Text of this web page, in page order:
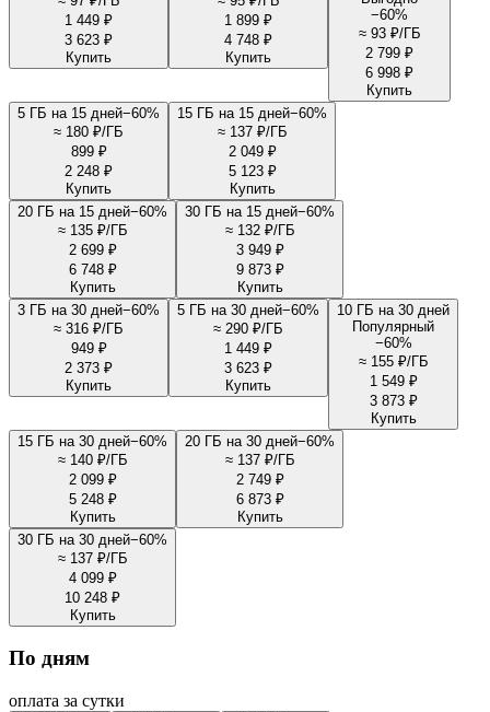
1 449 ₽
3 623 ₽
Купить
1 899 ₽
4 748 ₽
Купить
−60%
≈ 93 ₽/ГБ
2 799 ₽
6 998 ₽
Купить
5 ГБ на 15 дней−60%
≈ 180 ₽/ГБ
899 ₽
2 248 ₽
Купить
15 ГБ на 15 дней−60%
≈ 137 ₽/ГБ
2 049 ₽
5 123 ₽
Купить
20 ГБ на 15 дней−60%
≈ 135 ₽/ГБ
2 699 ₽
6 748 ₽
Купить
30 ГБ на 15 дней−60%
≈ 132 ₽/ГБ
3 949 ₽
9 873 ₽
Купить
3 ГБ на 30 дней−60%
≈ 316 ₽/ГБ
949 ₽
2 373 ₽
Купить
5 ГБ на 30 дней−60%
≈ 290 ₽/ГБ
1 449 ₽
3 623 ₽
Купить
10 ГБ на 30 дней
Популярный
−60%
≈ 155 ₽/ГБ
1 549 ₽
3 873 ₽
Купить
15 ГБ на 30 дней−60%
≈ 140 ₽/ГБ
2 099 ₽
5 248 ₽
Купить
20 ГБ на 30 дней−60%
≈ 137 ₽/ГБ
2 749 ₽
6 873 ₽
Купить
30 ГБ на 30 дней−60%
≈ 137 ₽/ГБ
4 099 ₽
10 248 ₽
Купить
По дням
оплата за сутки